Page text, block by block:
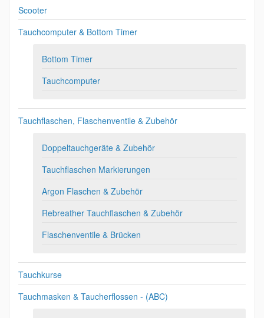
Scooter
Tauchcomputer & Bottom Timer
Bottom Timer
Tauchcomputer
Tauchflaschen, Flaschenventile & Zubehör
Doppeltauchgeräte & Zubehör
Tauchflaschen Markierungen
Argon Flaschen & Zubehör
Rebreather Tauchflaschen & Zubehör
Flaschenventile & Brücken
Tauchkurse
Tauchmasken & Taucherflossen - (ABC)